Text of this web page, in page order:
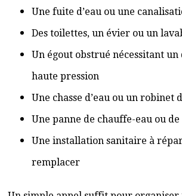
Une fuite d’eau ou une
Des toilettes, un évier ou un
Un égout obstrué nécessitant un
haute pression
Une chasse d’eau ou un robinet
Une panne de chauffe-eau ou
Une installation sanitaire à
remplacer